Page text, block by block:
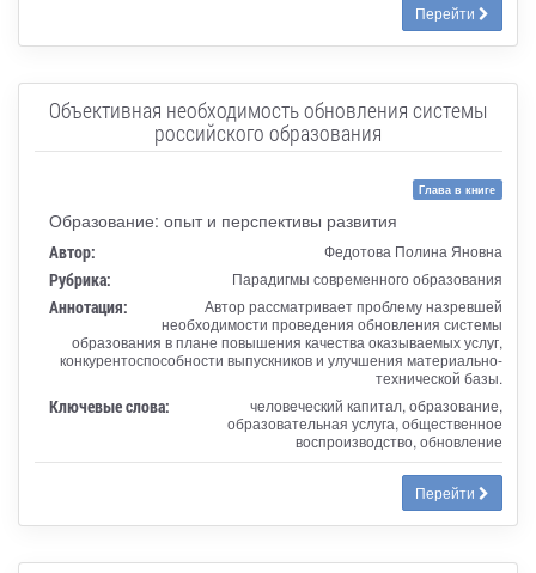
Перейти
Объективная необходимость обновления системы
российского образования
Глава в книге
Образование: опыт и перспективы развития
Автор: Федотова Полина Яновна
Рубрика: Парадигмы современного образования
Аннотация:
Автор рассматривает проблему назревшей
необходимости проведения обновления системы
образования в плане повышения качества оказываемых услуг,
конкурентоспособности выпускников и улучшения материально-
технической базы.
Ключевые слова:
человеческий капитал, образование,
образовательная услуга, общественное
воспроизводство, обновление
Перейти